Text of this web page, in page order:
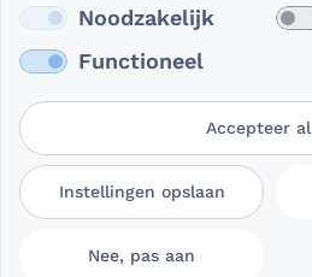
Gebruikersvoorwaarden
Privacy-
Noodzakelijk
Functioneel
Accepteer
Instellingen opslaan
Nee, pas aan